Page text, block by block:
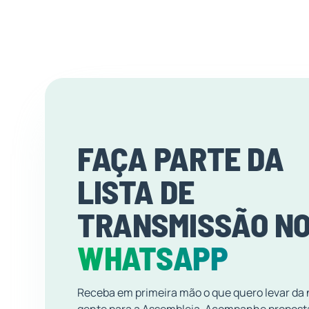
FAÇA PARTE DA
LISTA DE
TRANSMISSÃO
WHATSAPP
Receba em primeira mão o que quero levar da